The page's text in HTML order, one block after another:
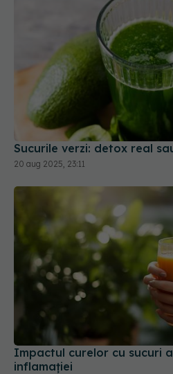
Sucurile verzi: detox real
20 aug 2025, 23:11
Impactul curelor cu sucuri
inflamației